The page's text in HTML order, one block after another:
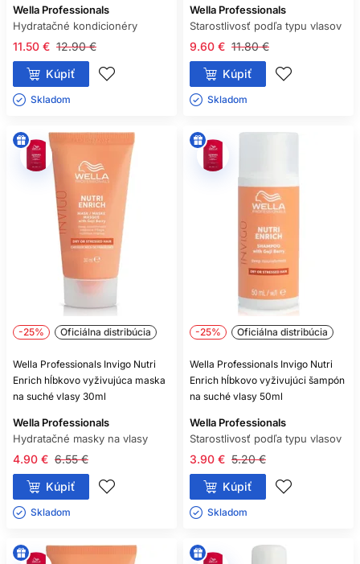
Wella Professionals
Hydratačné kondicionéry
12.90 €
11.50 €
Kúpiť
Skladom ㅤ
Wella Professionals
Starostlivosť podľa typu vlasov
11.80 €
9.60 €
Kúpiť
Skladom ㅤ
-25% Oficiálna distribúcia
Wella Professionals Invigo Nutri
Enrich hĺbkovo vyživujúca maska
na suché vlasy 30ml
Wella Professionals
Hydratačné masky na vlasy
6.55 €
4.90 €
Kúpiť
Skladom ㅤ
-25% Oficiálna distribúcia
Wella Professionals Invigo Nutri
Enrich hĺbkovo vyživujúci šampón
na suché vlasy 50ml
Wella Professionals
Starostlivosť podľa typu vlasov
5.20 €
3.90 €
Kúpiť
Skladom ㅤ